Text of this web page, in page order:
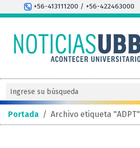
+56-413111200 / +56-422463000
Portada / Archivo etiqueta "ADPT"